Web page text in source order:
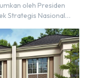
oleh Presiden
Strategis Nasional
Hartarto, setelah
di Istana Kepresidenan